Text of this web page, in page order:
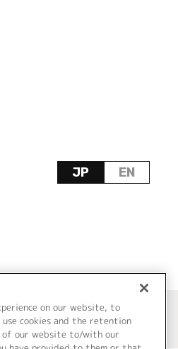
JP EN
on our website, to
cookies and the retention
of our website to/with our